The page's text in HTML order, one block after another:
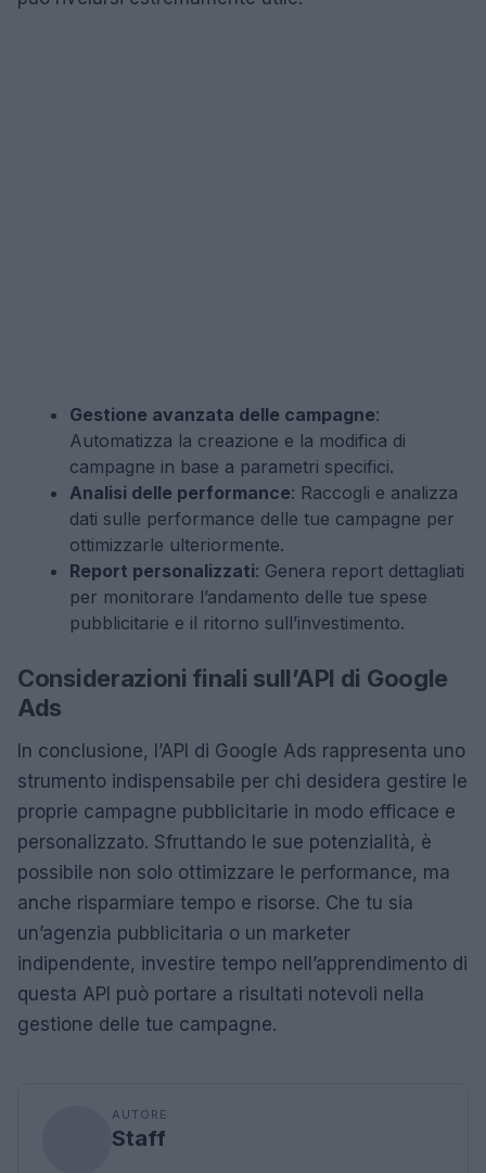
Gestione avanzata delle campagne:
Automatizza la creazione e la modifica di
campagne in base a parametri specifici.
Analisi delle performance: Raccogli e analizza
dati sulle performance delle tue campagne per
ottimizzarle ulteriormente.
Report personalizzati: Genera report dettagliati
per monitorare l’andamento delle tue spese
pubblicitarie e il ritorno sull’investimento.
Considerazioni finali sull’API di Google
Ads
In conclusione, l’API di Google Ads rappresenta uno
strumento indispensabile per chi desidera gestire le
proprie campagne pubblicitarie in modo efficace e
personalizzato. Sfruttando le sue potenzialità, è
possibile non solo ottimizzare le performance, ma
anche risparmiare tempo e risorse. Che tu sia
un’agenzia pubblicitaria o un marketer
indipendente, investire tempo nell’apprendimento di
questa API può portare a risultati notevoli nella
gestione delle tue campagne.
AUTORE
Staff